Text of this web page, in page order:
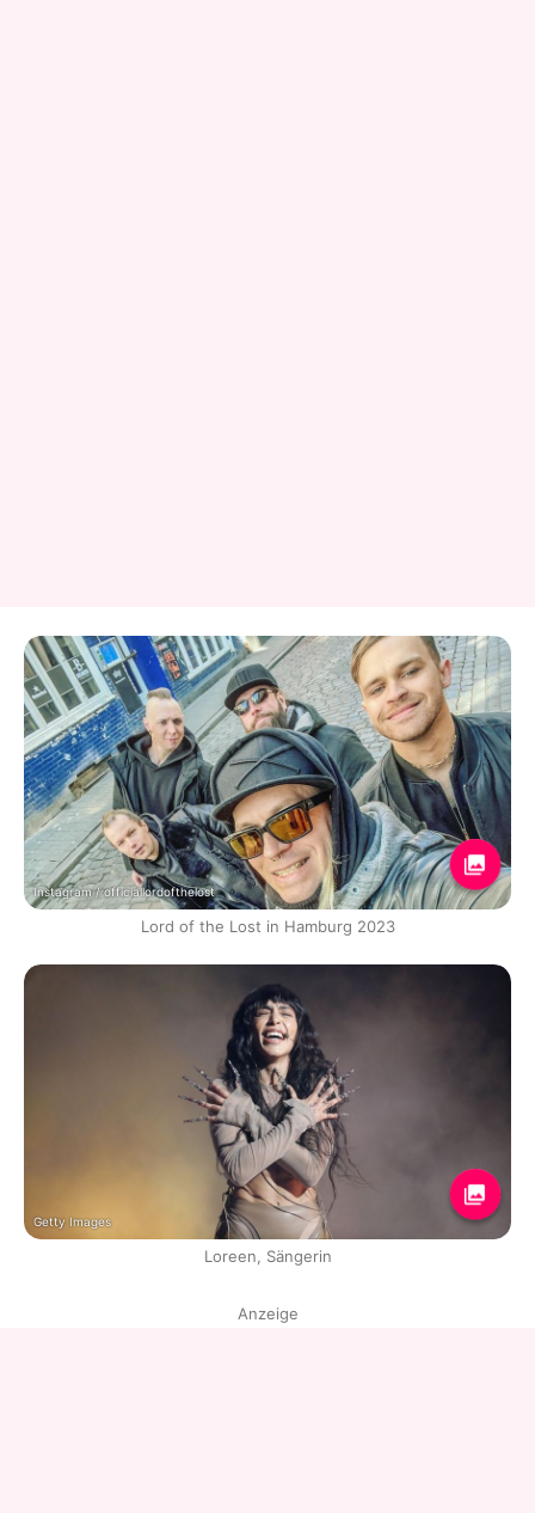
Instagram / officiallordofthelost
Lord of the Lost in Hamburg 2023
Getty Images
Loreen, Sängerin
Anzeige